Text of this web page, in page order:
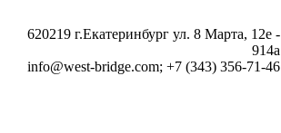
620219 г.Екатеринбург ул. 8 Марта, 12e -
914a
info@west-bridge.com; +7 (343) 356-71-46